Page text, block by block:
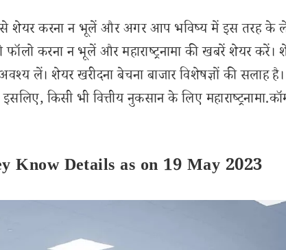
शेयर करना न भूलें और अगर आप भविष्य में इस तरह
करना न भूलें और महाराष्ट्रनामा की खबरें शेयर करें।
लें। शेयर खरीदना बेचना बाजार विशेषज्ञों की सलाह है।
किसी भी वित्तीय नुकसान के लिए
Details as on 19 May 2023